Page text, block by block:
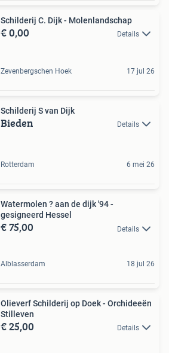
Schilderij C. Dijk - Molenlandschap
€ 0,00 Details
Zevenbergschen Hoek 17 jul 26
Schilderij S van Dijk
Bieden Details
Rotterdam 6 mei 26
Watermolen ? aan de dijk '94 -
gesigneerd Hessel
€ 75,00 Details
Alblasserdam 18 jul 26
Olieverf Schilderij op Doek - Orchideeën
Stilleven
€ 25,00 Details